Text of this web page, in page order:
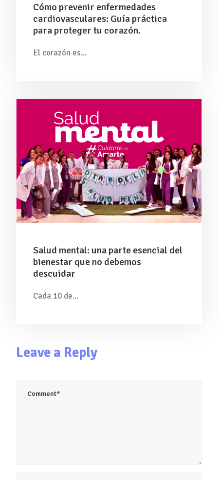
Cómo prevenir enfermedades
cardiovasculares: Guía práctica
para proteger tu corazón.
El corazón es...
Salud mental: una parte esencial del
bienestar que no debemos
descuidar
Cada 10 de...
Leave a Reply